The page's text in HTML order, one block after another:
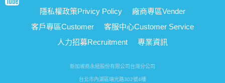
隱私權政策Privicy Policy 廠商專區Vender
客戶專區Customer 客服中心Customer Service
人力招募Recruitment 專業資訊
新加坡商永紐股份有限公司台灣分公司
台北市內湖區瑞光路302號4樓